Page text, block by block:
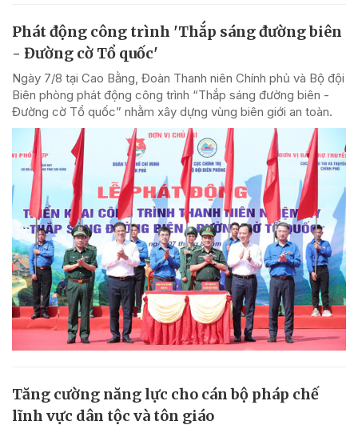
Phát động công trình 'Thắp sáng đường biên
- Đường cờ Tổ quốc'
Ngày 7/8 tại Cao Bằng, Đoàn Thanh niên Chính phủ và Bộ đội
Biên phòng phát động công trình “Thắp sáng đường biên -
Đường cờ Tổ quốc” nhằm xây dựng vùng biên giới an toàn.
Tăng cường năng lực cho cán bộ pháp chế
lĩnh vực dân tộc và tôn giáo